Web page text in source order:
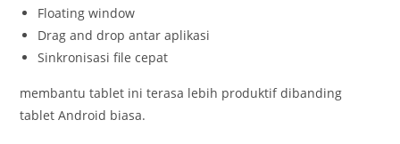
Floating window
Drag and drop antar aplikasi
Sinkronisasi file cepat
membantu tablet ini terasa lebih produktif dibanding
tablet Android biasa.